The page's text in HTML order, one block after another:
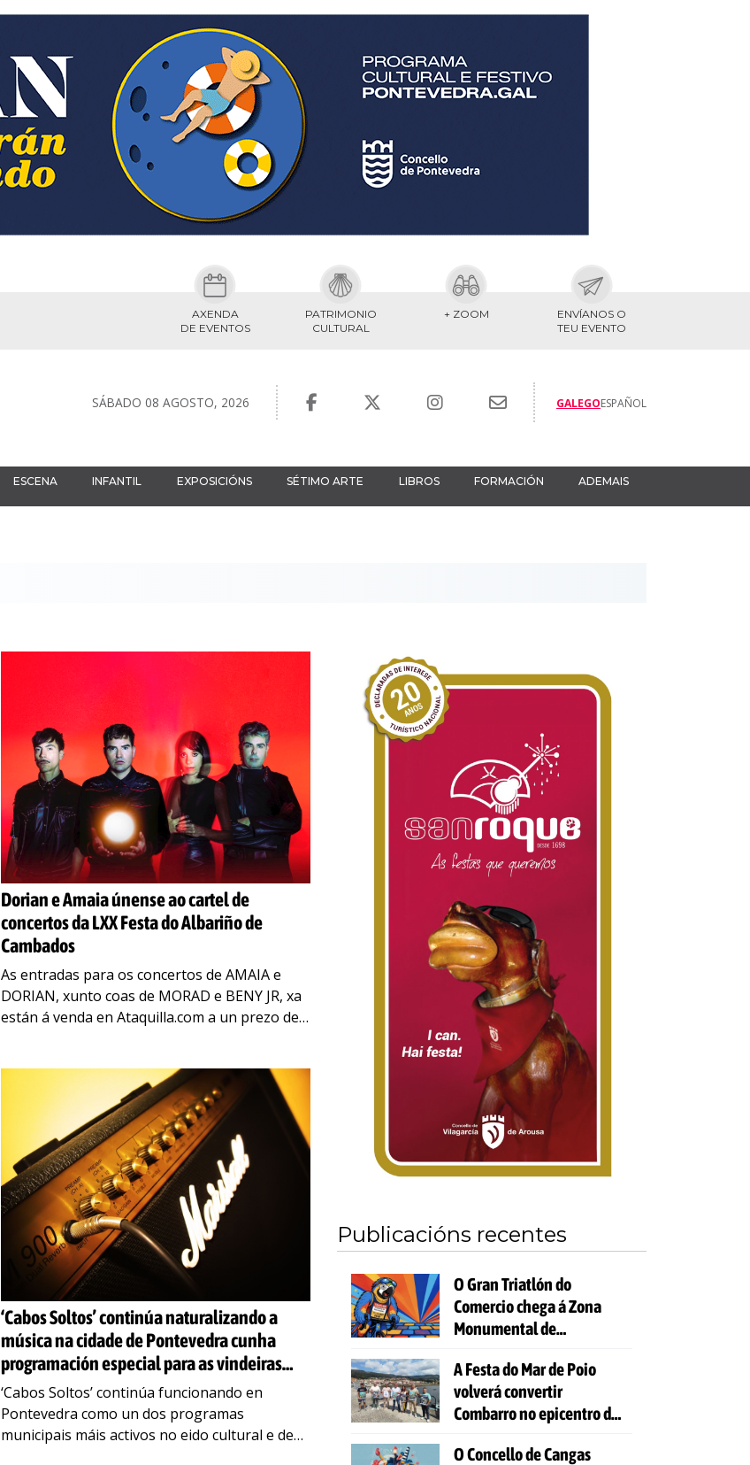
AXENDA
DE EVENTOS
PATRIMONIO
CULTURAL
+ ZOOM
ENVÍANOS O
TEU EVENTO
SÁBADO 08 AGOSTO, 2026 GALEGOESPAÑOL
ESCENA INFANTIL EXPOSICIÓNS SÉTIMO ARTE LIBROS FORMACIÓN ADEMAIS
Dorian e Amaia únense ao cartel de
concertos da LXX Festa do Albariño de
Cambados
As entradas para os concertos de AMAIA e
DORIAN, xunto coas de MORAD e BENY JR, xa
están á venda en Ataquilla.com a un prezo de 5
‘Cabos Soltos’ continúa naturalizando a
música na cidade de Pontevedra cunha
programación especial para as vindeiras
fins de semana
‘Cabos Soltos’ continúa funcionando en
Pontevedra como un dos programas
municipais máis activos no eido cultural e de
Publicacións recentes
O Gran Triatlón do
Comercio chega á Zona
Monumental de
A Festa do Mar de Poio
volverá convertir
Combarro no epicentro da
O Concello de Cangas